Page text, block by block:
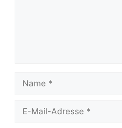
Name